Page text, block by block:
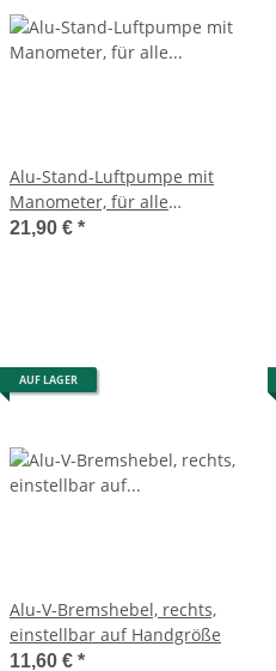
Alu-Stand-Luftpumpe mit
Manometer, für alle
Ventilarten, 7 Bar, 600mm
21,90 € *
AUF LAGER
Alu-V-Bremshebel, rechts,
einstellbar auf Handgröße
11,60 € *